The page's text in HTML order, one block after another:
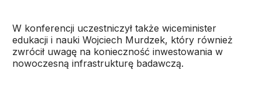
W konferencji uczestniczył także wiceminister
edukacji i nauki Wojciech Murdzek, który również
zwrócił uwagę na konieczność inwestowania w
nowoczesną infrastrukturę badawczą.